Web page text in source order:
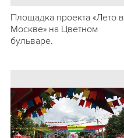
Площадка проекта «Лето в
Москве» на Цветном
бульваре.